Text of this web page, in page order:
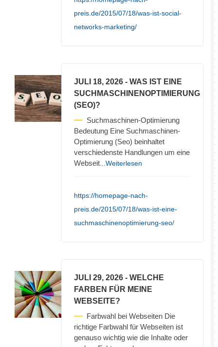
preis.de/2015/07/18/was-ist-social-
networks-marketing/
JULI 18, 2026 - WAS IST EINE
SUCHMASCHINENOPTIMIERUNG
(SEO)?
Suchmaschinen-Optimierung
Bedeutung Eine Suchmaschinen-
Optimierung (Seo) beinhaltet
verschiedenste Handlungen um eine
Webseit ...Weiterlesen
https://homepage-nach-
preis.de/2015/07/18/was-ist-eine-
suchmaschinenoptimierung-seo/
JULI 29, 2026 - WELCHE
FARBEN FÜR MEINE
WEBSEITE?
Farbwahl bei Webseiten Die
richtige Farbwahl für Webseiten ist
genauso wichtig wie die Inhalte oder